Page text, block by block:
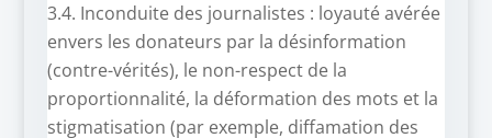
3.4. Inconduite des journalistes : loyauté avérée
envers les donateurs par la désinformation
(contre-vérités), le non-respect de la
proportionnalité, la déformation des mots et la
stigmatisation (par exemple, diffamation des